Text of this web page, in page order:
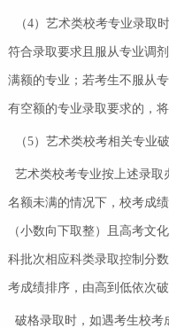
（4）艺术类校考专业录取
符合录取要求且服从专业调
满额的专业；若考生不服从
有空额的专业录取要求的，将
（5）艺术类校考相关专业
艺术类校考专业按上述录取
名额未满的情况下，校考成
（小数向下取整）且高考文
科批次相应科类录取控制分
考成绩排序，由高到低依次破
破格录取时，如遇考生校考